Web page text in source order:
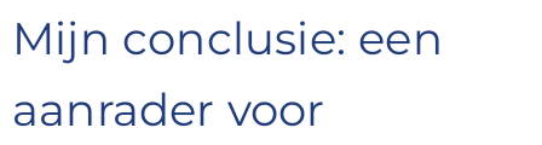
Mijn conclusie: een
aanrader voor